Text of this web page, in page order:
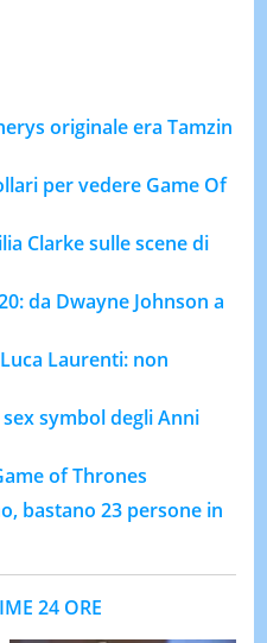
originale era Tamzin
per vedere Game Of
Clarke sulle scene di
da Dwayne Johnson a
Laurenti: non
symbol degli Anni
of Thrones
bastano 23 persone in
24 ORE